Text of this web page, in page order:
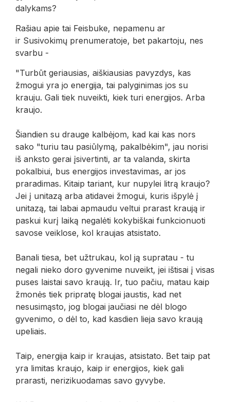
dalykams?
Rašiau apie tai Feisbuke, nepamenu ar
ir Susivokimų prenumeratoje, bet pakartoju, nes
svarbu -
"Turbūt geriausias, aiškiausias pavyzdys, kas
žmogui yra jo energija, tai palyginimas jos su
krauju. Gali tiek nuveikti, kiek turi energijos. Arba
kraujo.
Šiandien su drauge kalbėjom, kad kai kas nors
sako "turiu tau pasiūlymą, pakalbėkim", jau norisi
iš anksto gerai įsivertinti, ar ta valanda, skirta
pokalbiui, bus energijos investavimas, ar jos
praradimas. Kitaip tariant, kur nupylei litrą kraujo?
Jei į unitazą arba atidavei žmogui, kuris išpylė į
unitazą, tai labai apmaudu veltui prarast kraują ir
paskui kurį laiką negalėti kokybiškai funkcionuoti
savose veiklose, kol kraujas atsistato.
Banali tiesa, bet užtrukau, kol ją supratau - tu
negali nieko doro gyvenime nuveikt, jei ištisai į visas
puses laistai savo kraują. Ir, tuo pačiu, matau kaip
žmonės tiek pripratę blogai jaustis, kad net
nesusimąsto, jog blogai jaučiasi ne dėl blogo
gyvenimo, o dėl to, kad kasdien lieja savo kraują
upeliais.
Taip, energija kaip ir kraujas, atsistato. Bet taip pat
yra limitas kraujo, kaip ir energijos, kiek gali
prarasti, nerizikuodamas savo gyvybe.